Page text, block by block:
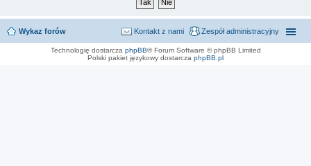
Wykaz forów Zespół administracyjny
Kontakt z nami
Technologię dostarcza phpBB® Forum Software © phpBB Limited
Polski pakiet językowy dostarcza phpBB.pl